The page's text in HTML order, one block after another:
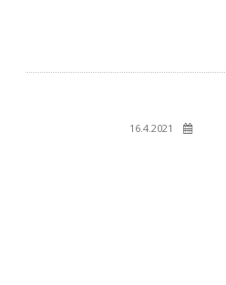
16.4.2021